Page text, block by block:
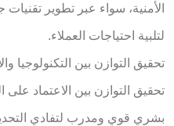
الأمنية، سواء عبر تطوير
لتلبية احتياجات العملاء.
تحقيق التوازن بين
تحقيق التوازن بين الاعتماد
بشري قوي ومدرب لتفادي